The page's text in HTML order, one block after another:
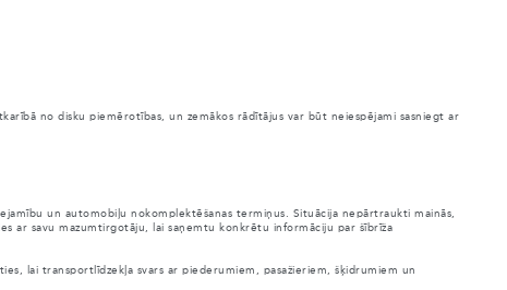
no disku piemērotības, un zemākos rādītājus var būt neiespējami sasniegt ar
un automobiļu nokomplektēšanas termiņus. Situācija nepārtraukti mainās,
ar savu mazumtirgotāju, lai saņemtu konkrētu informāciju par šībrīža
lai transportlīdzekļa svars ar piederumiem, pasažieriem, šķidrumiem un